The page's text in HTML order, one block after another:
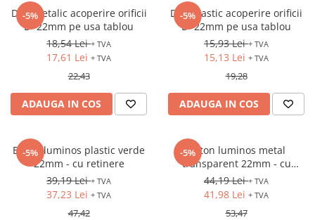
-5%
Dop metalic acoperire orificii
D=22mm pe usa tablou
18,54 Lei+ TVA
17,61 Lei + TVA
22,43
ADAUGA IN COS
-5%
Dop plastic acoperire orificii
D=22mm pe usa tablou
15,93 Lei+ TVA
15,13 Lei + TVA
19,28
ADAUGA IN COS
-5%
Buton luminos plastic verde
22mm - cu retinere
39,19 Lei+ TVA
37,23 Lei + TVA
47,42
-5%Buton luminos metal
transparent 22mm - cu
retinere
44,19 Lei+ TVA
41,98 Lei + TVA
53,47